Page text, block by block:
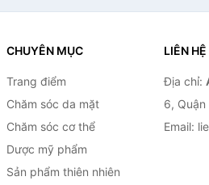
CHUYÊN MỤC
Trang điểm
Chăm sóc da mặt
Chăm sóc cơ thể
Dược mỹ phẩm
Sản phẩm thiên nhiên
LIÊN HỆ
Địa chỉ:
6, Quận
Email: